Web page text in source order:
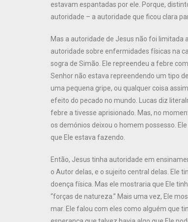
estavam espantadas por ele. Porque,
autoridade – a autoridade que ficou clara
Mas a autoridade de Jesus não foi limitada
autoridade sobre enfermidades físicas na
sogra de Simão. Ele repreendeu a febre
Senhor não estava repreendendo um tipo
uma pequena gripe, ou qualquer coisa
efeito do pecado no mundo. Lucas diz
febre a tivesse aprisionado. Mas, no
os demónios deixou o homem possesso.
que Ele estava fazendo.
Então, Jesus tinha autoridade em
o Autor delas, e o sujeito central delas. Ele
doença física. Mas ele mostraria que Ele
“forças de natureza.” Mais uma vez, Ele
mar. Ele falou com eles como alguém que